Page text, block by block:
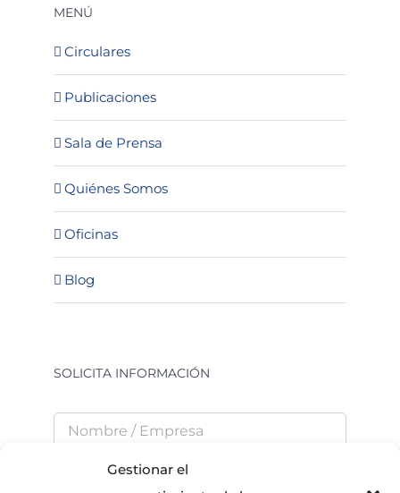
Gestionar el
MENÚ
Circulares
Publicaciones
Sala de Prensa
Quiénes Somos
Oficinas
Blog
SOLICITA INFORMACIÓN